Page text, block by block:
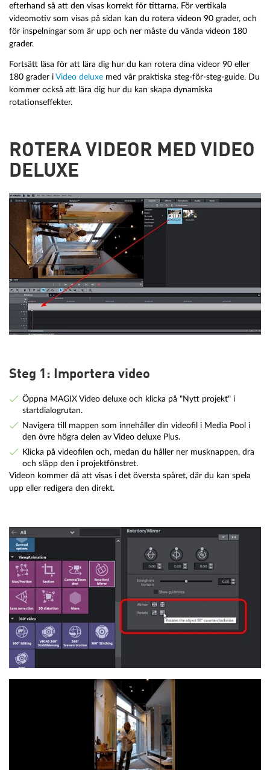
efterhand så att den visas korrekt för tittarna. För vertikala
videomotiv som visas på sidan kan du rotera videon 90 grader, och
för inspelningar som är upp och ner måste du vända videon 180
grader.
Fortsätt läsa för att lära dig hur du kan rotera dina videor 90 eller
180 grader i Video deluxe med vår praktiska steg-för-steg-guide. Du
kommer också att lära dig hur du kan skapa dynamiska
rotationseffekter.
ROTERA VIDEOR MED VIDEO
DELUXE
Steg 1: Importera video
Öppna MAGIX Video deluxe och klicka på "Nytt projekt" i
startdialogrutan.
Navigera till mappen som innehåller din videofil i Media Pool i
den övre högra delen av Video deluxe Plus.
Klicka på videofilen och, medan du håller ner musknappen, dra
och släpp den i projektfönstret.
Videon kommer då att visas i det översta spåret, där du kan spela
upp eller redigera den direkt.